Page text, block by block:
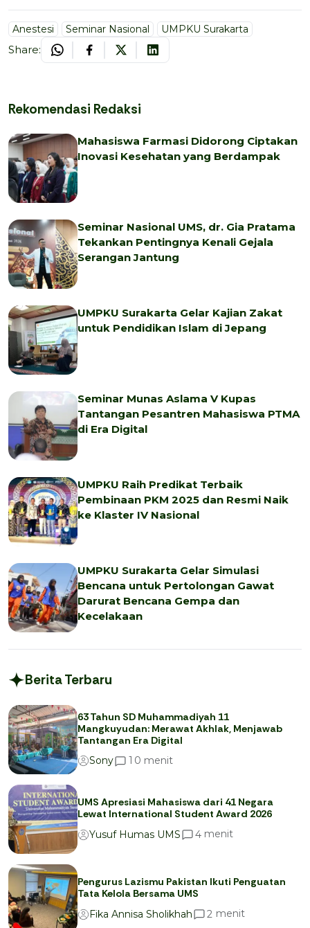
Anestesi Seminar Nasional UMPKU Surakarta
Share:
Rekomendasi Redaksi
Mahasiswa Farmasi Didorong Ciptakan
Inovasi Kesehatan yang Berdampak
Seminar Nasional UMS, dr. Gia Pratama
Tekankan Pentingnya Kenali Gejala
Serangan Jantung
UMPKU Surakarta Gelar Kajian Zakat
untuk Pendidikan Islam di Jepang
Seminar Munas Aslama V Kupas
Tantangan Pesantren Mahasiswa PTMA
di Era Digital
UMPKU Raih Predikat Terbaik
Pembinaan PKM 2025 dan Resmi Naik
ke Klaster IV Nasional
UMPKU Surakarta Gelar Simulasi
Bencana untuk Pertolongan Gawat
Darurat Bencana Gempa dan
Kecelakaan
Berita Terbaru
63 Tahun SD Muhammadiyah 11
Mangkuyudan: Merawat Akhlak, Menjawab
Tantangan Era Digital
Sony
1 0 menit
UMS Apresiasi Mahasiswa dari 41 Negara
Lewat International Student Award 2026
Yusuf Humas UMS
4 menit
Pengurus Lazismu Pakistan Ikuti Penguatan
Tata Kelola Bersama UMS
Fika Annisa Sholikhah
2 menit